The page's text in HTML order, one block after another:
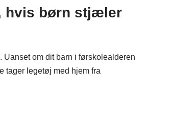
hvis børn stjæler
Uanset om dit barn i førskolealderen
tager legetøj med hjem fra